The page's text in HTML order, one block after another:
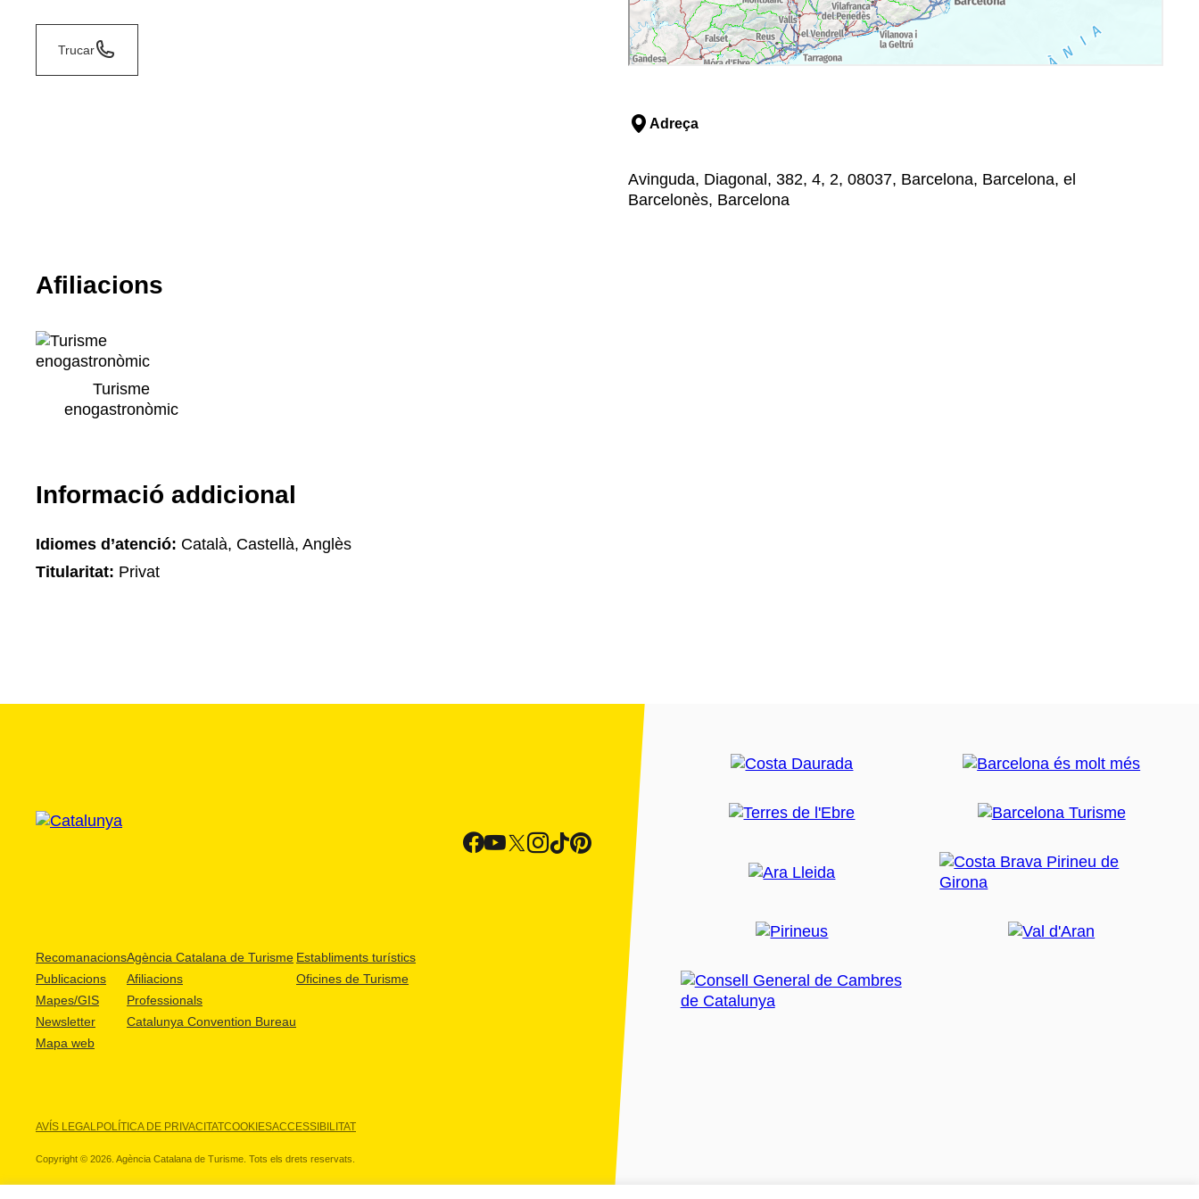
Trucar
Adreça
Avinguda, Diagonal, 382, 4, 2, 08037, Barcelona, Barcelona, el
Barcelonès, Barcelona
Afiliacions
Turisme
enogastronòmic
Informació addicional
Idiomes d’atenció: Català, Castellà, Anglès
Titularitat: Privat
Recomanacions
Publicacions
Mapes/GIS
Newsletter
Mapa web
Agència Catalana de Turisme
Afiliacions
Professionals
Catalunya Convention Bureau
Establiments turístics
Oficines de Turisme
AVÍS LEGALPOLÍTICA DE PRIVACITATCOOKIESACCESSIBILITAT
Copyright © 2026. Agència Catalana de Turisme. Tots els drets reservats.